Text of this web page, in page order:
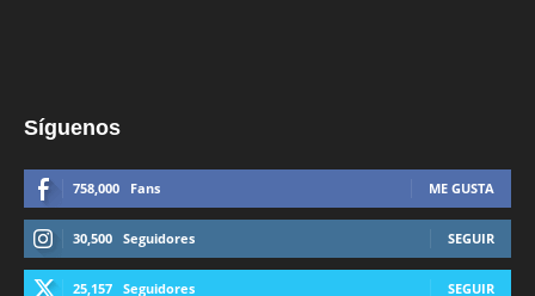
Síguenos
758,000 Fans ME GUSTA
30,500 Seguidores SEGUIR
25,157 Seguidores SEGUIR